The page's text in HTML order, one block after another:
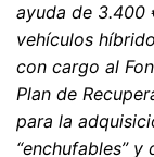
ayuda de 3.400
vehículos
con cargo al
Plan de
para la
“enchufables”